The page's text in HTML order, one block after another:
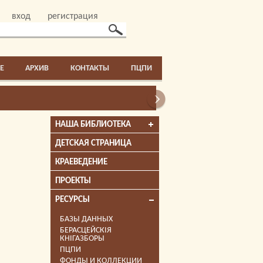
вход регистрация
АРХИВ КОНТАКТЫ ПЦПИ
НАША БИБЛИОТЕКА
ДЕТСКАЯ СТРАНИЦА
КРАЕВЕДЕНИЕ
ПРОЕКТЫ
РЕСУРСЫ
БАЗЫ ДАННЫХ
БЕРАСЦЕЙСКІЯ
КНІГАЗБОРЫ
ПЦПИ
ФОНДЫ И КОЛЛЕКЦИИ